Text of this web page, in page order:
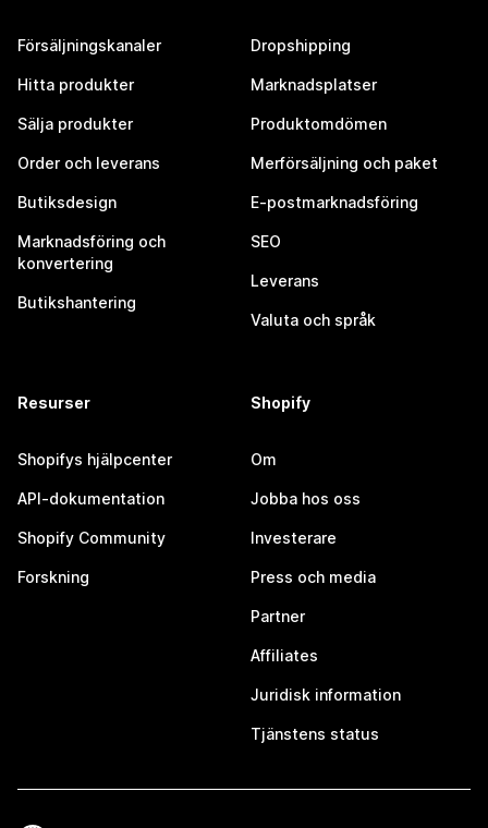
Försäljningskanaler
Hitta produkter
Sälja produkter
Order och leverans
Butiksdesign
Marknadsföring och
konvertering
Butikshantering
Dropshipping
Marknadsplatser
Produktomdömen
Merförsäljning och paket
E-postmarknadsföring
SEO
Leverans
Valuta och språk
Resurser
Shopifys hjälpcenter
API-dokumentation
Shopify Community
Forskning
Shopify
Om
Jobba hos oss
Investerare
Press och media
Partner
Affiliates
Juridisk information
Tjänstens status